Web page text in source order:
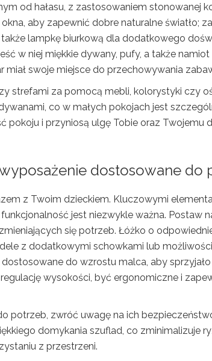
od hałasu, z zastosowaniem stonowanej
aby zapewnić dobre naturalne światło;
lampkę biurkową dla dodatkowego
w niej miękkie dywany, pufy, a także
miał swoje miejsce do przechowywania
strefami za pomocą mebli, kolorystyki czy
co w małych pokojach jest
pokoju i przyniosą ulgę Tobie oraz Twojemu
dostosowane do
z Twoim dzieckiem. Kluczowymi
funkcjonalność jest niezwykle ważna. Postaw
się potrzeb. Łóżko o
z dodatkowymi schowkami lub
dostosowane do wzrostu malca, aby
wysokości, być ergonomiczne i
potrzeb, zwróć uwagę na ich
domykania szuflad, co zminimalizuje
z przestrzeni.